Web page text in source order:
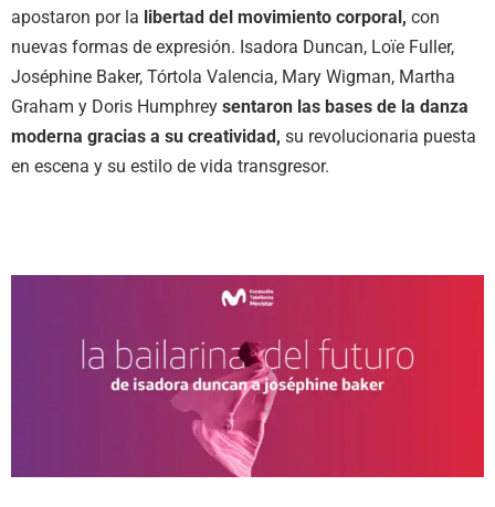
apostaron por la libertad del movimiento corporal, con
nuevas formas de expresión. Isadora Duncan, Loïe Fuller,
Joséphine Baker, Tórtola Valencia, Mary Wigman, Martha
Graham y Doris Humphrey sentaron las bases de la danza
moderna gracias a su creatividad, su revolucionaria puesta
en escena y su estilo de vida transgresor.